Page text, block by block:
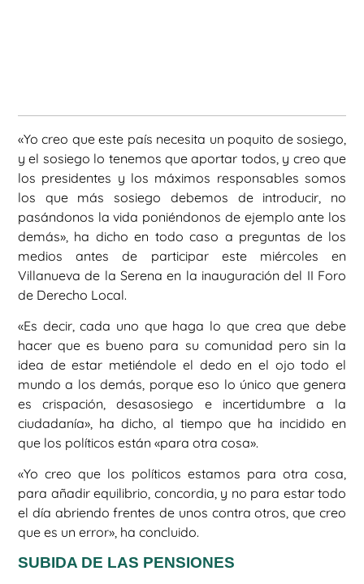
«Yo creo que este país necesita un poquito de sosiego,
y el sosiego lo tenemos que aportar todos, y creo que
los presidentes y los máximos responsables somos
los que más sosiego debemos de introducir, no
pasándonos la vida poniéndonos de ejemplo ante los
demás», ha dicho en todo caso a preguntas de los
medios antes de participar este miércoles en
Villanueva de la Serena en la inauguración del II Foro
de Derecho Local.
«Es decir, cada uno que haga lo que crea que debe
hacer que es bueno para su comunidad pero sin la
idea de estar metiéndole el dedo en el ojo todo el
mundo a los demás, porque eso lo único que genera
es crispación, desasosiego e incertidumbre a la
ciudadanía», ha dicho, al tiempo que ha incidido en
que los políticos están «para otra cosa».
«Yo creo que los políticos estamos para otra cosa,
para añadir equilibrio, concordia, y no para estar todo
el día abriendo frentes de unos contra otros, que creo
que es un error», ha concluido.
SUBIDA DE LAS PENSIONES